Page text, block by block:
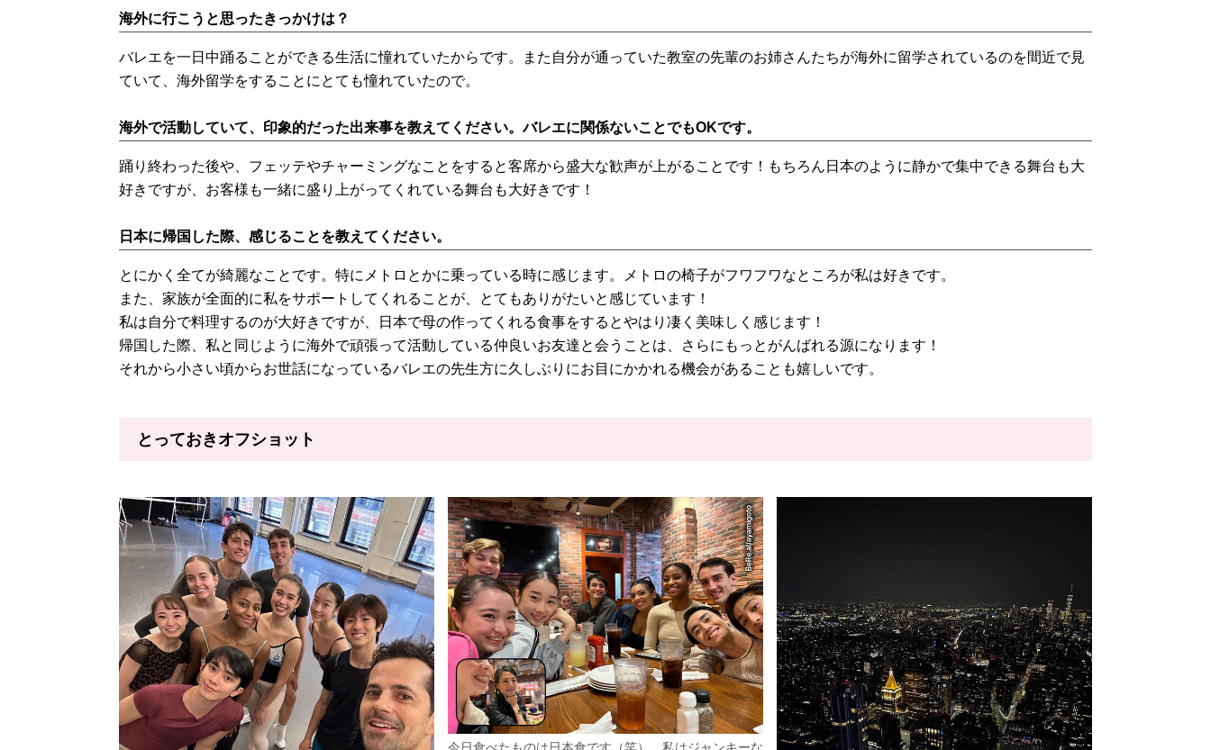
海外に行こうと思ったきっかけは？
バレエを一日中踊ることができる生活に憧れていたからです。また自分が通っていた教室の先輩のお姉さんたちが海外に留学されているのを間近で見
ていて、海外留学をすることにとても憧れていたので。
海外で活動していて、印象的だった出来事を教えてください。バレエに関係ないことでもOKです。
踊り終わった後や、フェッテやチャーミングなことをすると客席から盛大な歓声が上がることです！もちろん日本のように静かで集中できる舞台も大
好きですが、お客様も一緒に盛り上がってくれている舞台も大好きです！
日本に帰国した際、感じることを教えてください。
とにかく全てが綺麗なことです。特にメトロとかに乗っている時に感じます。メトロの椅子がフワフワなところが私は好きです。
また、家族が全面的に私をサポートしてくれることが、とてもありがたいと感じています！
私は自分で料理するのが大好きですが、日本で母の作ってくれる食事をするとやはり凄く美味しく感じます！
帰国した際、私と同じように海外で頑張って活動している仲良いお友達と会うことは、さらにもっとがんばれる源になります！
それから小さい頃からお世話になっているバレエの先生方に久しぶりにお目にかかれる機会があることも嬉しいです。
とっておきオフショット
今日食べたものは日本食です（笑） 私はジャンキーな